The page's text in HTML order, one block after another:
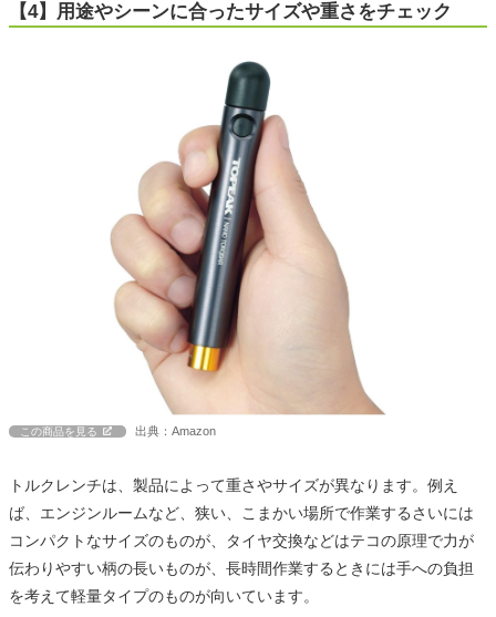
【4】用途やシーンに合ったサイズや重さをチェック
この商品を見る 出典：Amazon
トルクレンチは、製品によって重さやサイズが異なります。例え
ば、エンジンルームなど、狭い、こまかい場所で作業するさいには
コンパクトなサイズのものが、タイヤ交換などはテコの原理で力が
伝わりやすい柄の長いものが、長時間作業するときには手への負担
を考えて軽量タイプのものが向いています。